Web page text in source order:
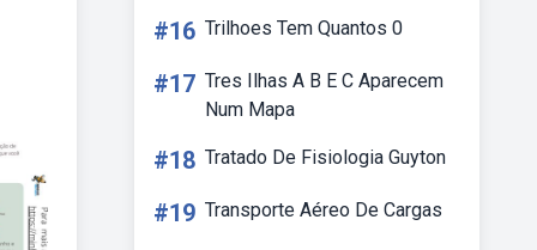
#16 Trilhoes Tem Quantos 0
#17 Tres Ilhas A B E C Aparecem
Num Mapa
#18 Tratado De Fisiologia Guyton
#19 Transporte Aéreo De Cargas